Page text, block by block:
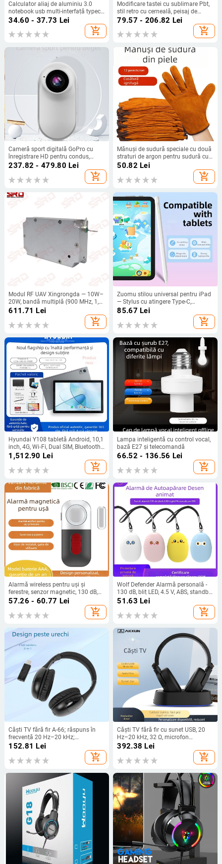
Calculator aliaj de aluminiu 3.0
notebook usb multi-interfață typec
expansiune dock wireless hub cablu
34.60 - 37.73 Lei
add_shopping_cart
Modificare tastei cu sublimare Pbt,
stil retro cu cerneală, peisaj de
pădure de bambus, potrivită pentru
60/68 Peremei Plus Lion Mu Aiyan
79.57 - 206.82 Lei
add_shopping_cart
Cameră sport digitală GoPro cu
înregistrare HD pentru condus,
1080p, cu clip magnetic pentru
237.82 - 479.80 Lei
add_shopping_cart
Mănuși de sudură speciale cu două
straturi de argon pentru sudură cu
arc, protecție a muncii, mănuși
durabile din piele de vacă cu două
straturi
50.82 Lei
add_shopping_cart
Modul RF UAV Xingrongda — 10W–
20W, bandă multiplă (900 MHz, 1,5
GHz, 2,4 GHz), pentru transmisia de
611.71 Lei
add_shopping_cart
Zuomu stilou universal pentru iPad
— Stylus cu atingere Type-C,
producție OEM
85.67 Lei
add_shopping_cart
Hyundai Y108 tabletă Android, 10,1
inch, 4G, Wi‑Fi, Dual SIM, Bluetooth,
Recunoaștere facială, Senzor de
gravitație, Tabletă de învățare în
cloud
1,512.90 Lei
add_shopping_cart
Lampa inteligentă cu control vocal,
bază E27 și telecomandă
66.52 - 136.56 Lei
add_shopping_cart
Alarmă wireless pentru uși și
ferestre, senzor magnetic, 130 dB,
uz casnic, model MSA-826
57.26 - 60.77 Lei
add_shopping_cart
Wolf Defender Alarmă personală -
130 dB, bliț LED, 4.5 V, ABS, standby
1 an (Model PA400)
51.63 Lei
add_shopping_cart
Căști TV fără fir A-66; răspuns în
frecvență 20 Hz–20 kHz;
impedanță 32 Ω; jack de 3,5 mm
152.81 Lei
add_shopping_cart
Căști TV fără fir cu sunet USB, 20
Hz–20 kHz, 32 Ω, microfon
încorporat
392.38 Lei
add_shopping_cart